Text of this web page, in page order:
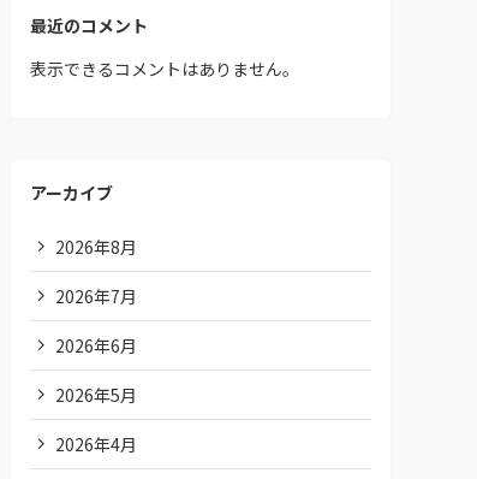
最近のコメント
表示できるコメントはありません。
アーカイブ
2026年8月
2026年7月
2026年6月
2026年5月
2026年4月